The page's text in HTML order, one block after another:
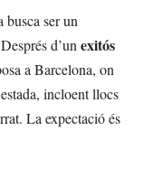
busca ser un
d’un exitós
a Barcelona, on
incloent llocs
La expectació és